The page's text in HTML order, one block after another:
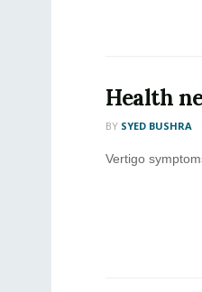
Health
BY SYED BUSHRA
Vertigo